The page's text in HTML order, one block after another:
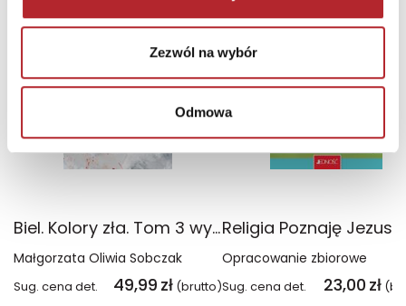
Zezwól na wybór
Odmowa
Wyłączność
Biel. Kolory zła. Tom 3 wyd. 2025
Małgorzata Oliwia Sobczak
Sug. cena det. 49,99 zł (brutto)
Opracowanie zbiorowe
Sug. cena det. 23,00 zł